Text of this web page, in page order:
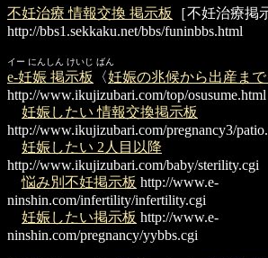
不妊治療 情報交換 掲示板
［不妊治療掲
http://bbs1.sekkaku.net/bbs/funinbbs.html
イー にんしん けいじ ばん
e-妊娠 掲示板 〈妊娠の兆候から出産まで
http://www.ikujizubari.com/top/osusume.html
妊娠したい 情報交換掲示板
http://www.ikujizubari.com/pregnancy3/
妊娠したい 2人目以降
http://www.ikujizubari.com/baby/sterility.cgi
悩み別不妊掲示板 http://www.e-
ninshin.com/infertility/infertility.cgi
妊娠したい掲示板 http://www.e-
ninshin.com/pregnancy/yybbs.cgi